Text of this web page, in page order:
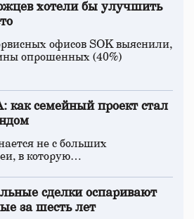
хотели бы улучшить
офисов SOK выяснили,
опрошенных (40%)
как семейный проект стал
не с больших
в которую…
сделки оспаривают
за шесть лет